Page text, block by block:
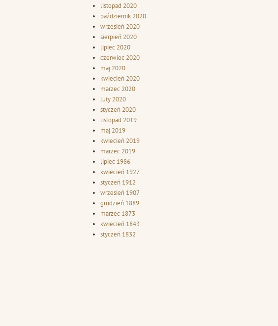
listopad 2020
październik 2020
wrzesień 2020
sierpień 2020
lipiec 2020
czerwiec 2020
maj 2020
kwiecień 2020
marzec 2020
luty 2020
styczeń 2020
listopad 2019
maj 2019
kwiecień 2019
marzec 2019
lipiec 1986
kwiecień 1927
styczeń 1912
wrzesień 1907
grudzień 1889
marzec 1873
kwiecień 1843
styczeń 1832